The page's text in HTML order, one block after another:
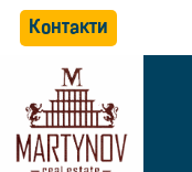
Контакти